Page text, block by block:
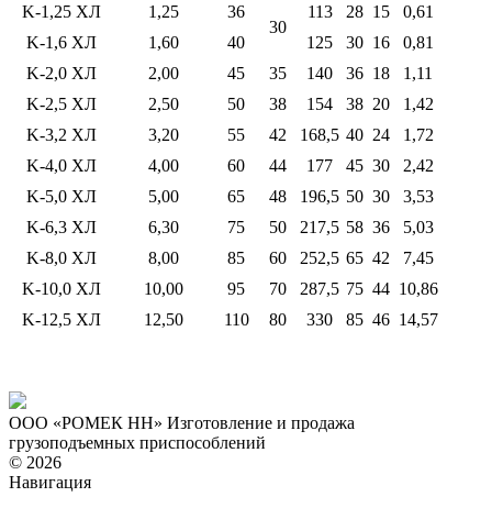
K-1,25 ХЛ
1,25
36
30
113 28 15
0,61
K-1,6 ХЛ
1,60 40 125 30 16
0,81
K-2,0 ХЛ
2,00 45 35 140 36 18
1,11
K-2,5 ХЛ
2,50 50 38 154 38 20
1,42
K-3,2 ХЛ
3,20 55 42 168,5 40 24
1,72
K-4,0 ХЛ
4,00 60 44 177 45 30
2,42
K-5,0 ХЛ
5,00 65 48 196,5 50 30
3,53
K-6,3 ХЛ
6,30 75 50 217,5 58 36
5,03
K-8,0 ХЛ
8,00 85 60 252,5 65 42
7,45
K-10,0 ХЛ
10,00 95 70 287,5 75 44 10,86
K-12,5 ХЛ
12,50 110 80 330 85 46 14,57
ООО «РОМЕК НН» Изготовление и продажа
грузоподъемных приспособлений
© 2026
Навигация